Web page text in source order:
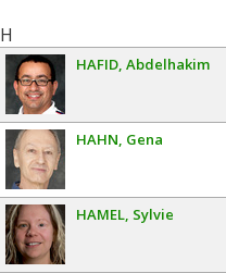
H
HAFID Abdelhakim
HAHN Gena
HAMEL Sylvie